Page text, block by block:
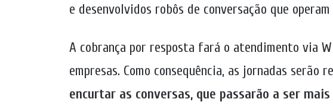
e desenvolvidos robôs de conversação que
A cobrança por resposta fará o atendimento via
empresas. Como consequência, as jornadas serão
encurtar as conversas, que passarão a ser